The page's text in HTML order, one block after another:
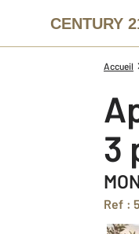
CENTURY
Accueil
Ref :